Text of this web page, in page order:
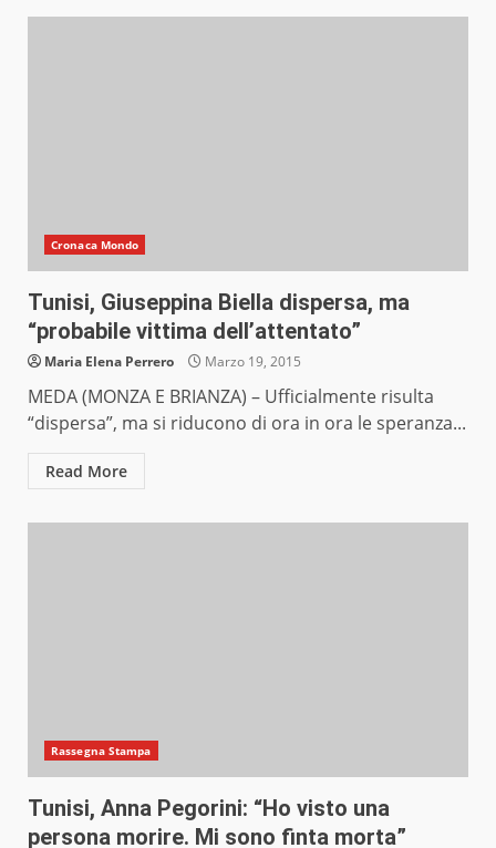
Cronaca Mondo
Tunisi, Giuseppina Biella dispersa, ma
“probabile vittima dell’attentato”
Maria Elena Perrero Marzo 19, 2015
MEDA (MONZA E BRIANZA) – Ufficialmente risulta
“dispersa”, ma si riducono di ora in ora le speranza...
Read More
Rassegna Stampa
Tunisi, Anna Pegorini: “Ho visto una
persona morire. Mi sono finta morta”